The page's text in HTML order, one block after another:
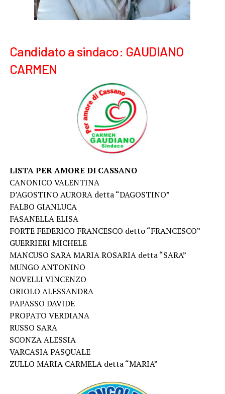
Candidato a sindaco: GAUDIANO
CARMEN
LISTA PER AMORE DI CASSANO
CANONICO VALENTINA
D’AGOSTINO AURORA detta “DAGOSTINO”
FALBO GIANLUCA
FASANELLA ELISA
FORTE FEDERICO FRANCESCO detto “FRANCESCO”
GUERRIERI MICHELE
MANCUSO SARA MARIA ROSARIA detta “SARA”
MUNGO ANTONINO
NOVELLI VINCENZO
ORIOLO ALESSANDRA
PAPASSO DAVIDE
PROPATO VERDIANA
RUSSO SARA
SCONZA ALESSIA
VARCASIA PASQUALE
ZULLO MARIA CARMELA detta “MARIA”